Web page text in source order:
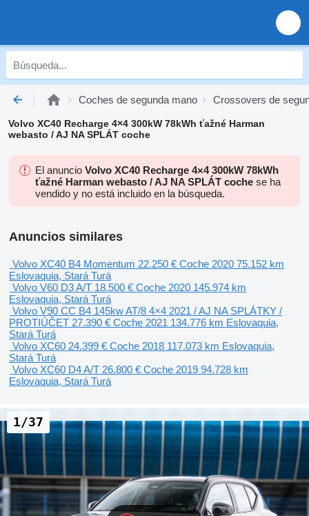
Coches de segunda mano Crossovers de
Volvo XC40 Recharge 4×4 300kW 78kWh ťažné Harman
webasto / AJ NA SPLÁT coche
El anuncio Volvo XC40 Recharge 4×4 300kW 78kWh
ťažné Harman webasto / AJ NA SPLÁT coche se ha
vendido y no está incluido en la búsqueda.
Anuncios similares
Volvo XC40 B4 Momentum 22.250 € Coche 2020 75.152 km
Eslovaquia, Stará Turá
Volvo V60 D3 A/T 18.500 € Coche 2020 145.974 km
Eslovaquia, Stará Turá
Volvo V90 CC B4 145kw AT/8 4×4 2021 / AJ NA SPLÁTKY /
PROTIÚČET 27.390 € Coche 2021 134.776 km Eslovaquia,
Stará Turá
Volvo XC60 24.399 € Coche 2018 117.073 km Eslovaquia,
Stará Turá
Volvo XC60 D4 A/T 26.800 € Coche 2019 94.728 km
Eslovaquia, Stará Turá
1/37